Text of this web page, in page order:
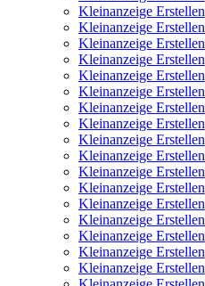
Kleinanzeige Erstellen
Kleinanzeige Erstellen
Kleinanzeige Erstellen
Kleinanzeige Erstellen
Kleinanzeige Erstellen
Kleinanzeige Erstellen
Kleinanzeige Erstellen
Kleinanzeige Erstellen
Kleinanzeige Erstellen
Kleinanzeige Erstellen
Kleinanzeige Erstellen
Kleinanzeige Erstellen
Kleinanzeige Erstellen
Kleinanzeige Erstellen
Kleinanzeige Erstellen
Kleinanzeige Erstellen
Kleinanzeige Erstellen